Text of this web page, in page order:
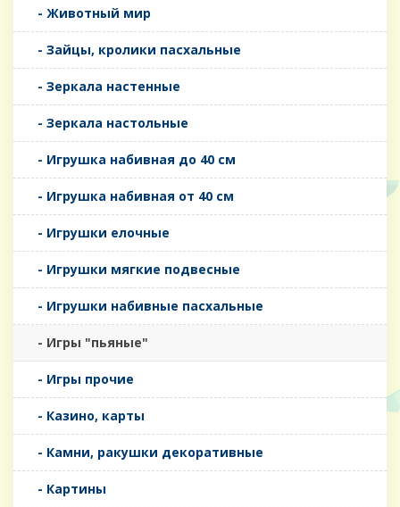
- Животный мир
- Зайцы, кролики пасхальные
- Зеркала настенные
- Зеркала настольные
- Игрушка набивная до 40 см
- Игрушка набивная от 40 см
- Игрушки елочные
- Игрушки мягкие подвесные
- Игрушки набивные пасхальные
- Игры "пьяные"
- Игры прочие
- Казино, карты
- Камни, ракушки декоративные
- Картины